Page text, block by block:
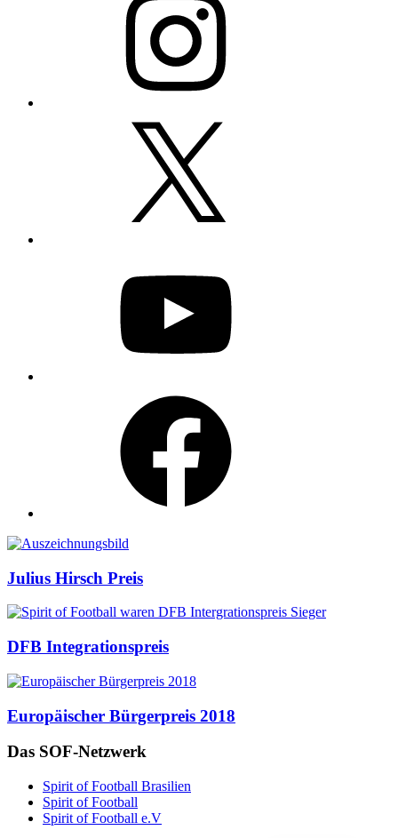
Auszeichnungen
Julius Hirsch Preis
DFB Integrationspreis
Europäischer Bürgerpreis 2018
Das SOF-Netzwerk
Spirit of Football Brasilien
Spirit of Football
Spirit of Football e.V